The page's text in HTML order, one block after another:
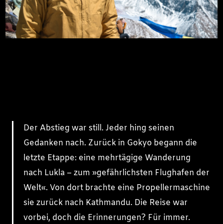
Der Abstieg war still. Jeder hing seinen
Gedanken nach. Zurück in Gokyo begann die
letzte Etappe: eine mehrtägige Wanderung
nach Lukla – zum »gefährlichsten Flughafen der
Welt«. Von dort brachte eine Propellermaschine
sie zurück nach Kathmandu. Die Reise war
vorbei, doch die Erinnerungen? Für immer.